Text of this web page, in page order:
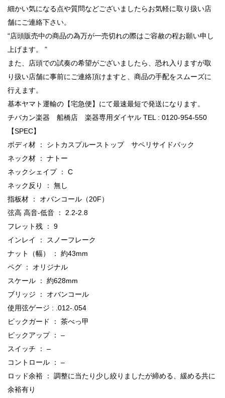
細かい気になる点や質問などございましたらお気軽に取り扱い店
舗にご連絡下さい。
“店頭販売中の商品の為万が一売切れの際はご容赦の程お願い申し
上げます。 ”
また、店頭での試奏の希望がございましたら、恐れ入りますが取
り扱い店舗に事前にご連絡頂けますと、商品の手配をスムーズに
行えます。
基本ヤマト運輸の【宅急便】にて最速最短で発送になります。
チバカン楽器 船橋店 楽器専用ダイヤル TEL : 0120-954-550
【SPEC】
ボディ材 ： シトカスプルーストップ サペリサイドバック
ネック材 ： ナトー
ネックシェイプ ： C
ネック反り ： 無し
指板材 ： オバンコール（20F）
弦高 高音-低音 ： 2.2-2.8
フレット残 ： 9
インレイ ： スノーフレーク
ナット（幅） ： 約43mm
ペグ ： オリジナル
スケール ： 約628mm
ブリッジ ： オバンコール
使用弦ゲージ : .012-.054
ピックガード ： 茶べっ甲
ピックアップ ： –
スイッチ ： –
コントロール ： –
ロッド余裕 ： 調整に当たり少し絞りましたが締める、緩める共に
余裕有り